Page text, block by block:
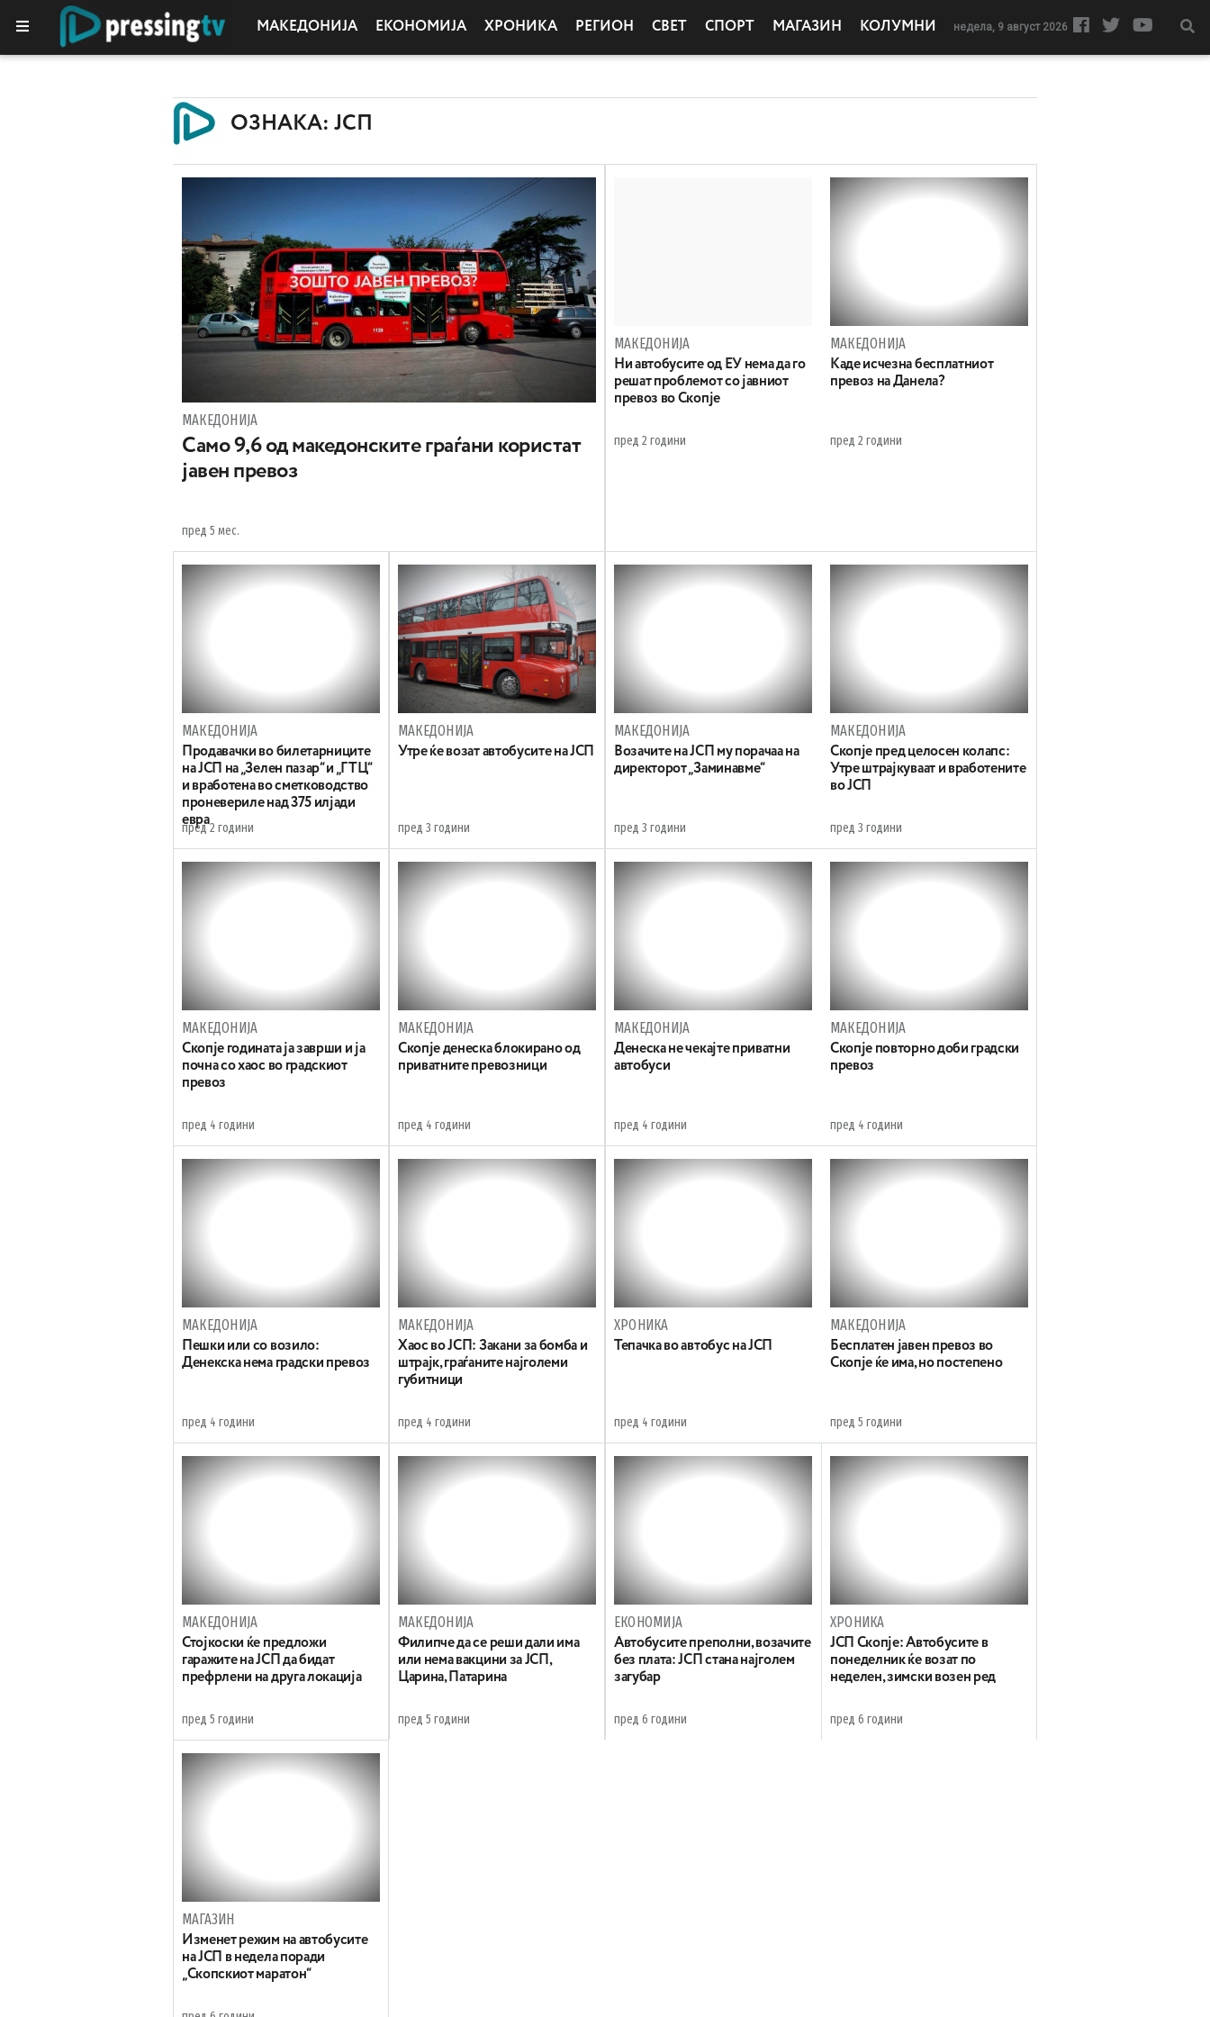
МАКЕДОНИЈА ЕКОНОМИЈА ХРОНИКА РЕГИОН СВЕТ СПОРТ МАГАЗИН КОЛУМНИ недела, 9 август 2026
ОЗНАКА: ЈСП
МАКЕДОНИЈА
Само 9,6 од македонските граѓани користат
јавен превоз
пред 5 мес.
МАКЕДОНИЈА
Ни автобусите од ЕУ нема да го
решат проблемот со јавниот
превоз во Скопје
пред 2 години
МАКЕДОНИЈА
Каде исчезна бесплатниот
превоз на Данела?
пред 2 години
МАКЕДОНИЈА
Продавачки во билетарниците
на ЈСП на „Зелен пазар“ и „ГТЦ“
и вработена во сметководство
проневериле над 375 илјади
евра
пред 2 години
МАКЕДОНИЈА
Утре ќе возат автобусите на ЈСП
пред 3 години
МАКЕДОНИЈА
Возачите на ЈСП му порачаа на
директорот „Заминавме“
пред 3 години
МАКЕДОНИЈА
Скопје пред целосен колапс:
Утре штрајкуваат и вработените
во ЈСП
пред 3 години
МАКЕДОНИЈА
Скопје годината ја заврши и ја
почна со хаос во градскиот
превоз
пред 4 години
МАКЕДОНИЈА
Скопје денеска блокирано од
приватните превозници
пред 4 години
МАКЕДОНИЈА
Денеска не чекајте приватни
автобуси
пред 4 години
МАКЕДОНИЈА
Скопје повторно доби градски
превоз
пред 4 години
МАКЕДОНИЈА
Пешки или со возило:
Денекска нема градски превоз
пред 4 години
МАКЕДОНИЈА
Хаос во ЈСП: Закани за бомба и
штрајк, граѓаните најголеми
губитници
пред 4 години
ХРОНИКА
Тепачка во автобус на ЈСП
пред 4 години
МАКЕДОНИЈА
Бесплатен јавен превоз во
Скопје ќе има, но постепено
пред 5 години
МАКЕДОНИЈА
Стојкоски ќе предложи
гаражите на ЈСП да бидат
префрлени на друга локација
пред 5 години
МАКЕДОНИЈА
Филипче да се реши дали има
или нема вакцини за ЈСП,
Царина, Патарина
пред 5 години
ЕКОНОМИЈА
Автобусите преполни, возачите
без плата: ЈСП стана најголем
загубар
пред 6 години
ХРОНИКА
ЈСП Скопје: Автобусите в
понеделник ќе возат по
неделен, зимски возен ред
пред 6 години
МАГАЗИН
Изменет режим на автобусите
на ЈСП в недела поради
„Скопскиот маратон“